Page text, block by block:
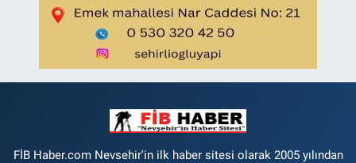
FİB Haber.com Nevsehir'in ilk haber sitesi olarak 2005 yılından